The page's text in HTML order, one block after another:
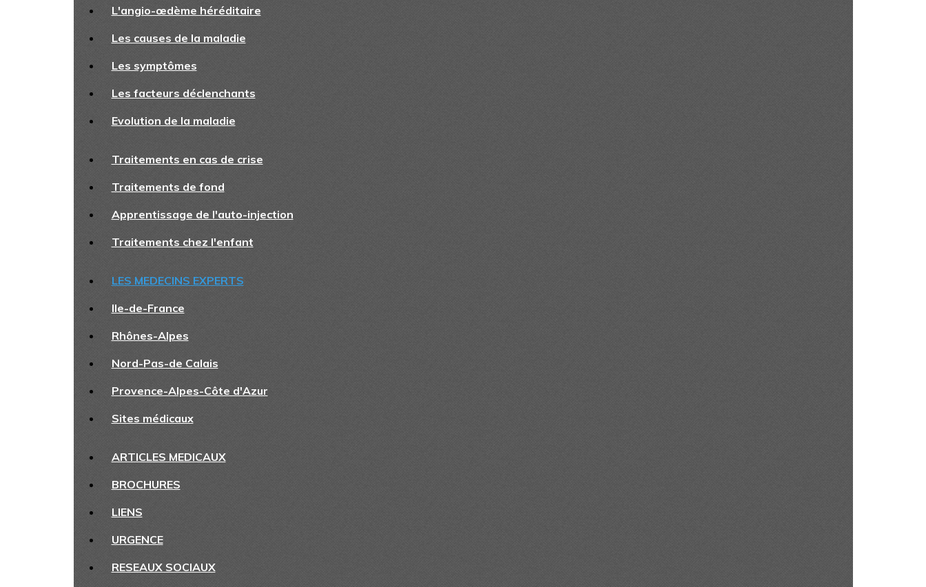
L'angio-œdème héréditaire
Les causes de la maladie
Les symptômes
Les facteurs déclenchants
Evolution de la maladie
Traitements en cas de crise
Traitements de fond
Apprentissage de l'auto-injection
Traitements chez l'enfant
LES MEDECINS EXPERTS
Ile-de-France
Rhônes-Alpes
Nord-Pas-de Calais
Provence-Alpes-Côte d'Azur
Sites médicaux
ARTICLES MEDICAUX
BROCHURES
LIENS
URGENCE
RESEAUX SOCIAUX